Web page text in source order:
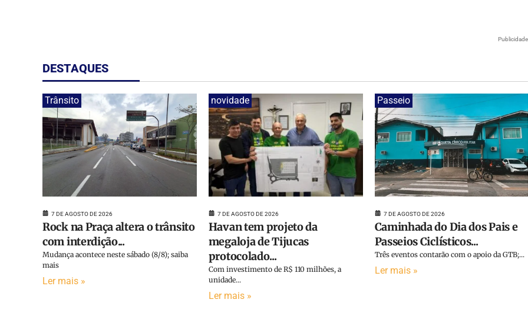
Publicidade
DESTAQUES
Trânsito
7 DE AGOSTO DE 2026
Rock na Praça altera o trânsito
com interdição...
Mudança acontece neste sábado (8/8); saiba
mais
Ler mais »
novidade
7 DE AGOSTO DE 2026
Havan tem projeto da
megaloja de Tijucas
protocolado...
Com investimento de R$ 110 milhões, a
unidade...
Ler mais »
Passeio
7 DE AGOSTO DE 2026
Caminhada do Dia dos Pais e
Passeios Ciclísticos...
Três eventos contarão com o apoio da GTB;...
Ler mais »